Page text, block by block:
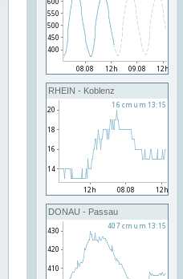
RHEIN - Koblenz
DONAU - Passau